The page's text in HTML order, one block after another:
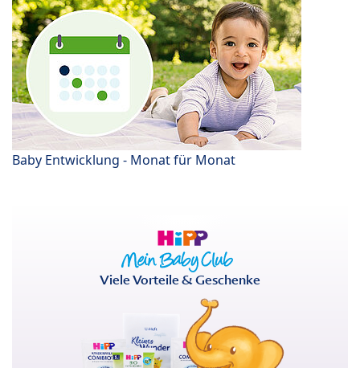
Baby Entwicklung - Monat für Monat
Viele Vorteile & Geschenke